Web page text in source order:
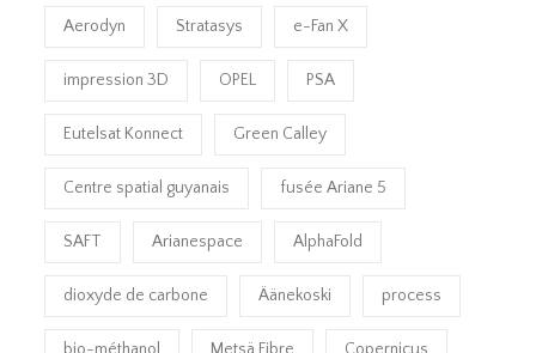
Aerodyn Stratasys e-Fan X
impression 3D OPEL PSA
Eutelsat Konnect Green Calley
Centre spatial guyanais fusée Ariane 5
SAFT Arianespace AlphaFold
dioxyde de carbone Äänekoski process
bio-méthanol Metsä Fibre Copernicus